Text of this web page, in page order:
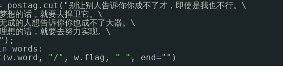
postag.cut("别让别人告诉你你成不了才，即使是我也不行。\
想的话，就要去捍卫它。\
成的人想告诉你你也成不了大器。\
想的话，就要去努力实现。\
");
words:
(w.word, "/" , w.flag, " " , end="")